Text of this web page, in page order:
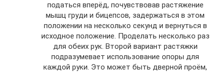
податься вперёд, почувствовав растяжение
мышц груди и бицепсов, задержаться в этом
положении на несколько секунд и вернуться в
исходное положение. Проделать несколько раз
для обеих рук. Второй вариант растяжки
подразумевает использование опоры для
каждой руки. Это может быть дверной проём,